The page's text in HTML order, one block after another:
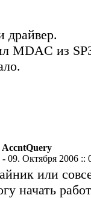
драйвер.
MDAC из
AccntQuery
- 09. Октября 2006 ::
или
начать